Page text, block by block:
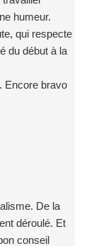
humeur.
qui respecte
du début à la
Encore bravo
De la
déroulé. Et
conseil